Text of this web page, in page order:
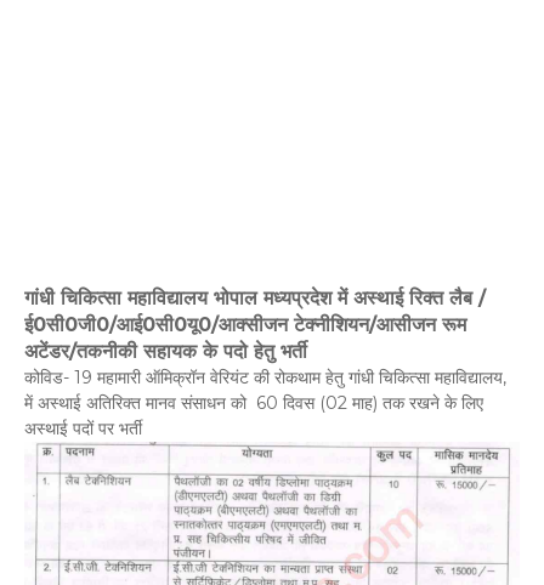
गांधी चिकित्सा महाविद्यालय भोपाल मध्यप्रदेश में अस्थाई रिक्त लैब /
ई0सी0जी0/आई0सी0यू0/आक्‍सीजन टेक्‍नीशियन/आसीजन रूम
अटेंडर/तकनीकी सहायक के पदो हेतु भर्ती
कोविड- 19 महामारी ऑमिक्रॉन वेरियंट की रोकथाम हेतु गांधी चिकित्सा महाविद्यालय,
में अस्थाई अतिरिक्त मानव संसाधन को 60 दिवस (02 माह) तक रखने के लिए
अस्थाई पदों पर भर्ती